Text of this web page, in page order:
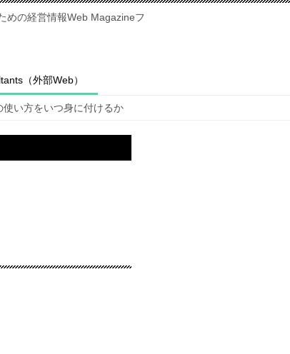
めの経営情報Web Magazineフ
（外部Web）
使い方をいつ身に付けるか